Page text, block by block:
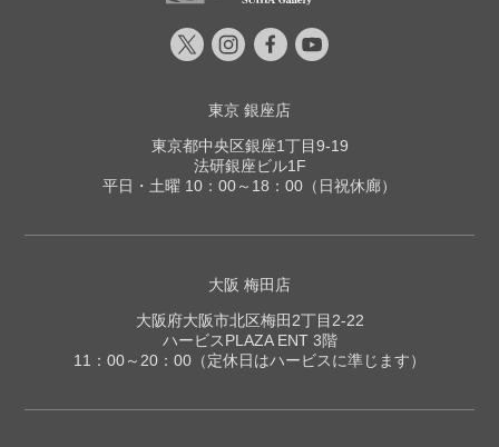
東京 銀座店
東京都中央区銀座1丁目9-19
法研銀座ビル1F
平日・土曜 10：00～18：00（日祝休廊）
大阪 梅田店
大阪府大阪市北区梅田2丁目2-22
ハービスPLAZA ENT 3階
11：00～20：00（定休日はハービスに準じます）